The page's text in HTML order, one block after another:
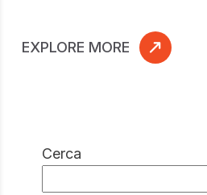
EXPLORE MORE
Cerca